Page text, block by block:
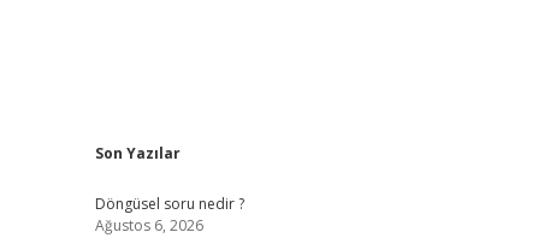
Sidebar
Son Yazılar
Döngüsel soru nedir ?
Ağustos 6, 2026